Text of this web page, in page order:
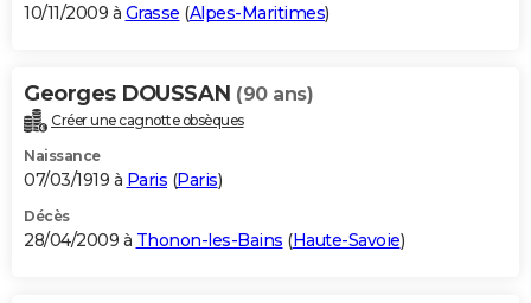
10/11/2009 à Grasse (Alpes-Maritimes)
Georges DOUSSAN (90 ans)
Créer une cagnotte obsèques
Naissance
07/03/1919 à Paris (Paris)
Décès
28/04/2009 à Thonon-les-Bains (Haute-Savoie)